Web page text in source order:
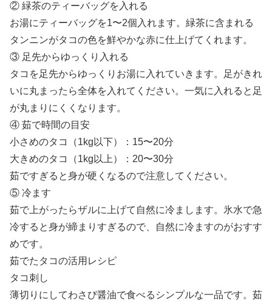
② 緑茶のティーバッグを入れる
お湯にティーバッグを1〜2個入れます。緑茶に含まれる
タンニンがタコの色を鮮やかな赤に仕上げてくれます。
③ 足先からゆっくり入れる
タコを足先からゆっくりお湯に入れていきます。足がきれ
いに丸まったら全体を入れてください。一気に入れると足
が丸まりにくくなります。
④ 茹で時間の目安
小さめのタコ（1kg以下）：15〜20分
大きめのタコ（1kg以上）：20〜30分
茹ですぎると身が硬くなるので注意してください。
⑤ 冷ます
茹で上がったらザルに上げて自然に冷まします。氷水で急
冷すると身が締まりすぎるので、自然に冷ますのがおすす
めです。
茹でたタコの活用レシピ
タコ刺し
薄切りにしてわさび醤油で食べるシンプルな一品です。茹